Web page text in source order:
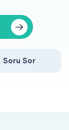
Soru Sor